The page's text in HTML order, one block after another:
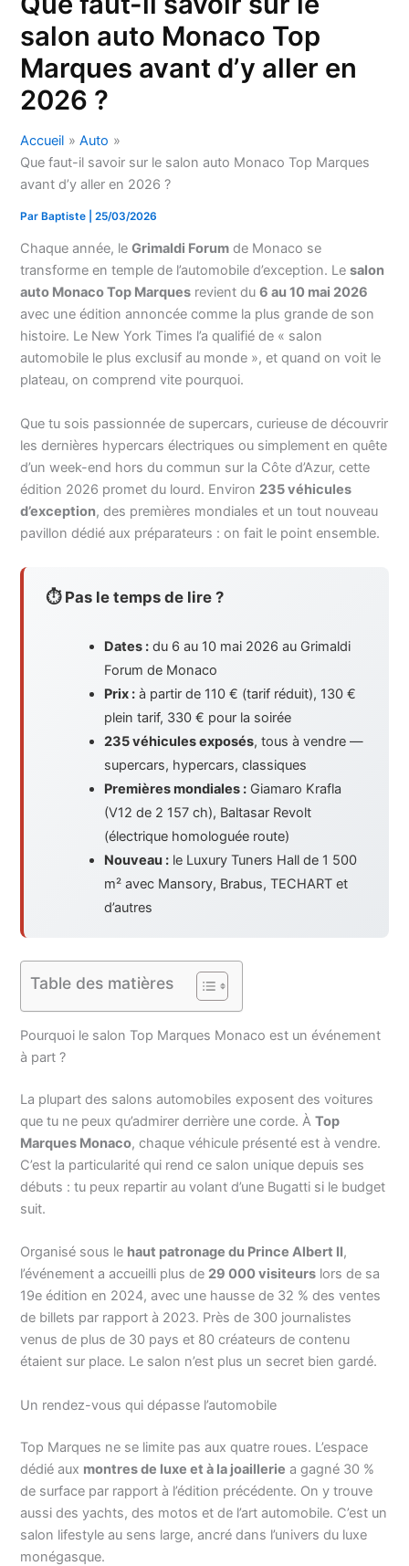
salon auto Monaco Top
Marques avant d’y aller en
2026 ?
Accueil
Auto
Que faut-il savoir sur le salon auto Monaco Top Marques
avant d’y aller en 2026 ?
ParBaptiste |25/03/2026
Chaque année, leGrimaldi Forum de Monaco se
transforme en temple de l’automobile d’exception. Lesalon
auto Monaco Top Marques revient du6 au 10 mai 2026
avec une édition annoncée comme la plus grande de son
histoire. Le New York Times l’a qualifié de « salon
automobile le plus exclusif au monde », et quand on voit le
plateau, on comprend vite pourquoi.
Que tu sois passionnée de supercars, curieuse de découvrir
les dernières hypercars électriques ou simplement en quête
d’un week-end hors du commun sur la Côte d’Azur, cette
édition 2026 promet du lourd. Environ 235 véhicules
d’exception, des premières mondiales et un tout nouveau
pavillon dédié aux préparateurs : on fait le point ensemble.
⏱ Pas le temps de lire ?
Dates : du 6 au 10 mai 2026 au Grimaldi
Forum de Monaco
Prix : à partir de 110 € (tarif réduit), 130 €
plein tarif, 330 € pour la soirée
235 véhicules exposés, tous à vendre —
supercars, hypercars, classiques
Premières mondiales : Giamaro Krafla
(V12 de 2 157 ch), Baltasar Revolt
(électrique homologuée route)
Nouveau : le Luxury Tuners Hall de 1 500
m² avec Mansory, Brabus, TECHART et
d’autres
Table des matières
Pourquoi le salon Top Marques Monaco est un événement
à part ?
La plupart des salons automobiles exposent des voitures
que tu ne peux qu’admirer derrière une corde. ÀTop
Marques Monaco, chaque véhicule présenté est à vendre.
C’est la particularité qui rend ce salon unique depuis ses
débuts : tu peux repartir au volant d’une Bugatti si le budget
suit.
Organisé sous le haut patronage du Prince Albert II,
l’événement a accueilli plus de 29 000 visiteurs lors de sa
19e édition en 2024, avec une hausse de 32 % des ventes
de billets par rapport à 2023. Près de 300 journalistes
venus de plus de 30 pays et 80 créateurs de contenu
étaient sur place. Le salon n’est plus un secret bien gardé.
Un rendez-vous qui dépasse l’automobile
Top Marques ne se limite pas aux quatre roues. L’espace
dédié aux montres de luxe et à la joaillerie a gagné 30 %
de surface par rapport à l’édition précédente. On y trouve
aussi des yachts, des motos et de l’art automobile. C’est un
salon lifestyle au sens large, ancré dans l’univers du luxe
monégasque.